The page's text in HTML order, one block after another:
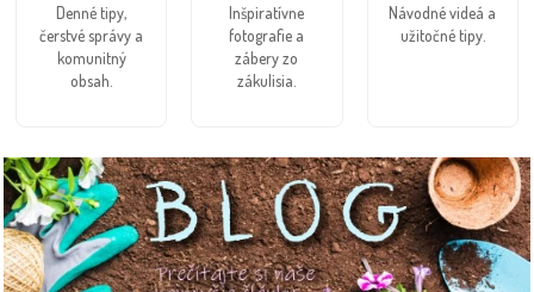
Denné tipy,
čerstvé správy a
komunitný
obsah.
Inšpiratívne
fotografie a
zábery zo
zákulisia.
Návodné videá a
užitočné tipy.